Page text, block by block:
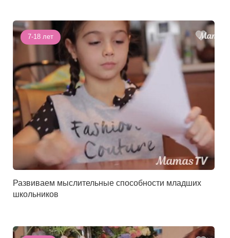
7-18 лет
Развиваем мыслительные способности младших
школьников